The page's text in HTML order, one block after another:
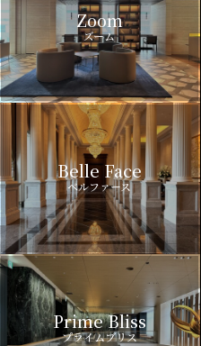
Zoom
ズーム
Belle Face
ベルファース
Prime Bliss
プライムブリス